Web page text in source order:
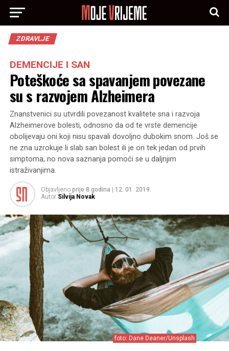
ZDRAVLJE
DEMENCIJE I SAN
Poteškoće sa spavanjem povezane
su s razvojem Alzheimera
Znanstvenici su utvrdili povezanost kvalitete sna i razvoja
Alzheimerove bolesti, odnosno da od te vrste demencije
obolijevaju oni koji nisu spavali dovoljno dubokim snom. Još se
ne zna uzrokuje li slab san bolest ili je on tek jedan od prvih
simptoma, no nova saznanja pomoći se u daljnjim
istraživanjima.
Objavljeno prije 8 godina
12. 01. 2019.
Autor Silvija Novak
foto: Dane Deaner/Unsplash